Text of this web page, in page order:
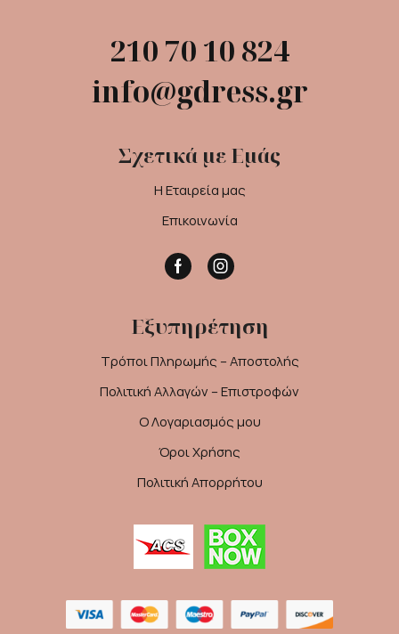
210 70 10 824
info@gdress.gr
Σχετικά με Εμάς
Η Εταιρεία μας
Επικοινωνία
FacebookInstagram
Εξυπηρέτηση
Τρόποι Πληρωμής – Αποστολής
Πολιτική Αλλαγών – Επιστροφών
Ο Λογαριασμός μου
Όροι Χρήσης
Πολιτική Απορρήτου